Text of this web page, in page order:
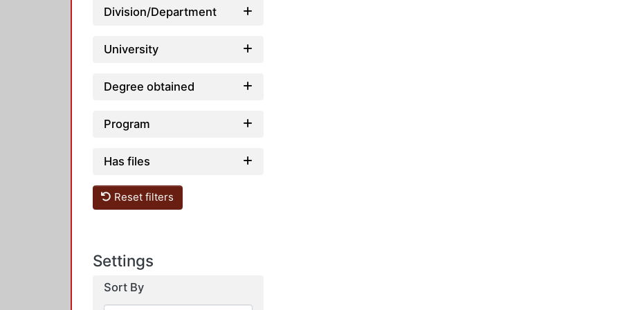
Division/Department
University
Degree obtained
Program
Has files
Reset filters
Settings
Sort By